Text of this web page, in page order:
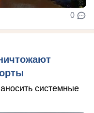
0
системные